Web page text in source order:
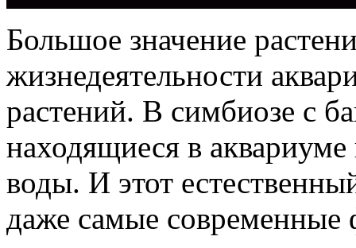
Большое значение
жизнедеятельности
растений. В симбиозе с
находящиеся в
воды. И этот
даже самые современные